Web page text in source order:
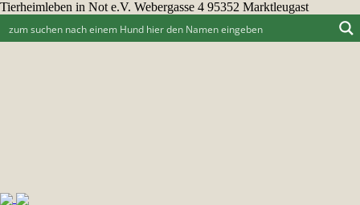
Tierheimleben in Not e.V. Webergasse 4 95352 Marktleugast